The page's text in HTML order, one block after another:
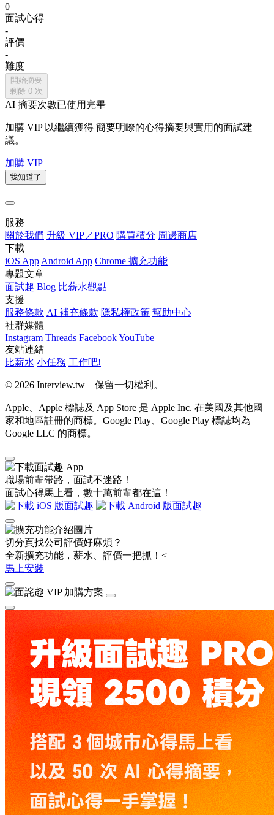
0
面試心得
-
評價
-
難度
開始摘要
剩餘 0 次
AI 摘要次數已使用完畢
加購 VIP 以繼續獲得 簡要明瞭的心得摘要與實用的面試建
議。
加購 VIP
我知道了
服務
關於我們 升級 VIP／PRO 購買積分 周邊商店
下載
iOS App Android App Chrome 擴充功能
專題文章
面試趣 Blog 比薪水觀點
支援
服務條款 AI 補充條款 隱私權政策 幫助中心
社群媒體
Instagram Threads FacebookYouTube
友站連結
比薪水 小任務 工作吧!
© 2026 Interview.tw 保留一切權利。
Apple、Apple 標誌及 App Store 是 Apple Inc. 在美國及其他國
家和地區註冊的商標。Google Play、Google Play 標誌均為
Google LLC 的商標。
職場前輩帶路，面試不迷路！
面試心得馬上看，數十萬前輩都在這！
切分頁找公司評價好麻煩？
全新擴充功能，薪水、評價一把抓！<
馬上安裝